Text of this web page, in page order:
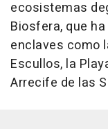
ecosistemas
Biosfera, que
enclaves como
Escullos, la
Arrecife de las